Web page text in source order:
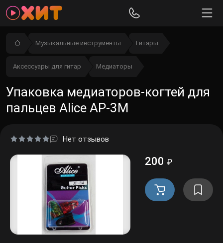
Музыкальные инструменты Гитары
Аксессуары для гитар Медиаторы
Упаковка медиаторов-когтей для
пальцев Alice AP-3M
Нет отзывов
200 ₽